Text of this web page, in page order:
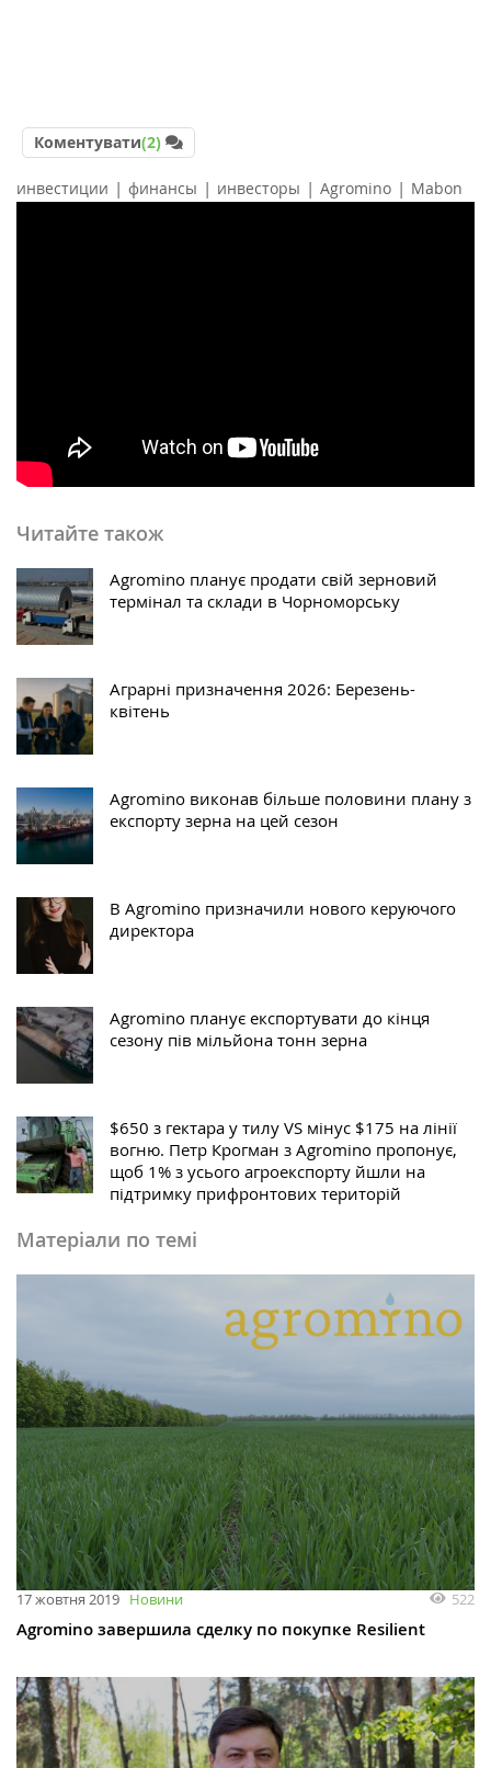
Коментувати(2)
инвестиции | финансы | инвесторы | Agromino | Mabon
Читайте також
Agromino планує продати свій зерновий
термінал та склади в Чорноморську
Аграрні призначення 2026: Березень-
квітень
Agromino виконав більше половини плану з
експорту зерна на цей сезон
В Agromino призначили нового керуючого
директора
Agromino планує експортувати до кінця
сезону пів мільйона тонн зерна
$650 з гектара у тилу VS мінус $175 на лінії
вогню. Петр Крогман з Agromino пропонує,
щоб 1% з усього агроекспорту йшли на
підтримку прифронтових територій
Матеріали по темі
17 жовтня 2019 Новини 522
Agromino завершила сделку по покупке Resilient